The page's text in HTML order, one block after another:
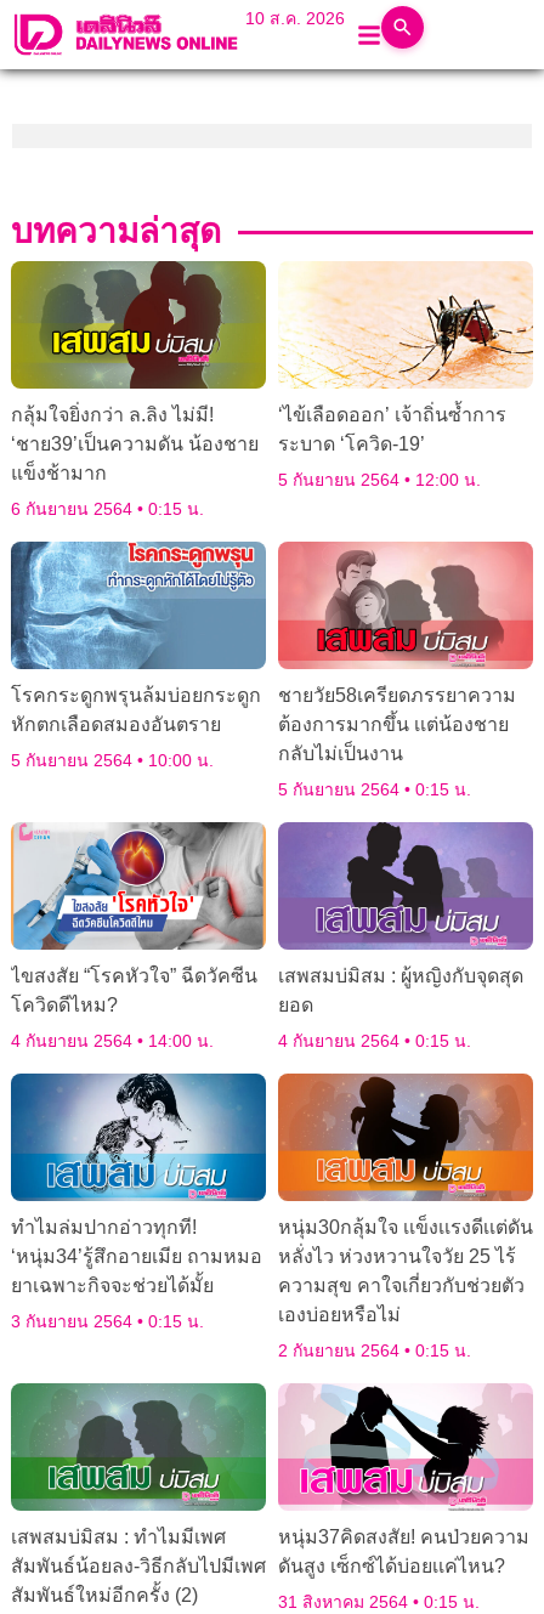
10 ส.ค. 2026
บทความล่าสุด
กลุ้มใจยิ่งกว่า ล.ลิง ไม่มี!
‘ชาย39’เป็นความดัน น้องชาย
แข็งช้ามาก
6 กันยายน 2564 0:15 น.
‘ไข้เลือดออก’ เจ้าถิ่นซํ้าการ
ระบาด ‘โควิด-19’
5 กันยายน 2564 12:00 น.
โรคกระดูกพรุนล้มบ่อยกระดูก
หักตกเลือดสมองอันตราย
5 กันยายน 2564 10:00 น.
ชายวัย58เครียดภรรยาความ
ต้องการมากขึ้น เเต่น้องชาย
กลับไม่เป็นงาน
5 กันยายน 2564 0:15 น.
ไขสงสัย “โรคหัวใจ” ฉีดวัคซีน
โควิดดีไหม?
4 กันยายน 2564 14:00 น.
เสพสมบ่มิสม : ผู้หญิงกับจุดสุด
ยอด
4 กันยายน 2564 0:15 น.
ทำไมล่มปากอ่าวทุกที!
‘หนุ่ม34’รู้สึกอายเมีย ถามหมอ
ยาเฉพาะกิจจะช่วยได้มั้ย
3 กันยายน 2564 0:15 น.
หนุ่ม30กลุ้มใจ เเข็งเเรงดีเเต่ดัน
หลั่งไว ห่วงหวานใจวัย 25 ไร้
ความสุข คาใจเกี่ยวกับช่วยตัว
เองบ่อยหรือไม่
2 กันยายน 2564 0:15 น.
เสพสมบ่มิสม : ทำไมมีเพศ
สัมพันธ์น้อยลง-วิธีกลับไปมีเพศ
สัมพันธ์ใหม่อีกครั้ง (2)
หนุ่ม37คิดสงสัย! คนป่วยความ
ดันสูง เซ็กซ์ได้บ่อยเเค่ไหน?
31 สิงหาคม 2564 0:15 น.